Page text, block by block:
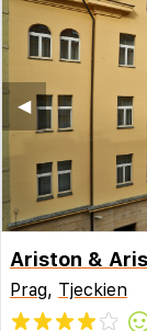
◀︎
Prag, Tjeckien